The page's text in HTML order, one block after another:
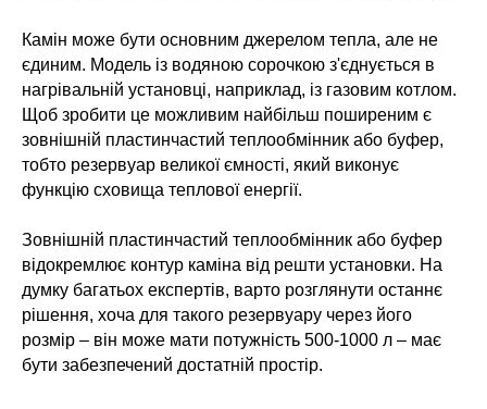
Камін може бути основним джерелом тепла, але не
єдиним. Модель із водяною сорочкою з'єднується в
нагрівальній установці, наприклад, із газовим котлом.
Щоб зробити це можливим найбільш поширеним є
зовнішній пластинчастий теплообмінник або буфер,
тобто резервуар великої ємності, який виконує
функцію сховища теплової енергії.
Зовнішній пластинчастий теплообмінник або буфер
відокремлює контур каміна від решти установки. На
думку багатьох експертів, варто розглянути останнє
рішення, хоча для такого резервуару через його
розмір – він може мати потужність 500-1000 л – має
бути забезпечений достатній простір.